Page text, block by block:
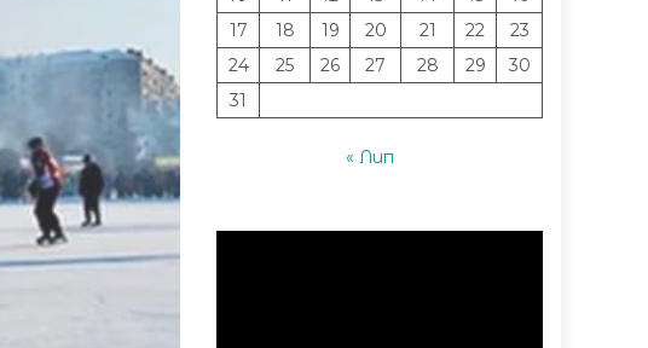
17
18 19 20 21 22
23
24
25 26 27 28 29
30
31
« Лип